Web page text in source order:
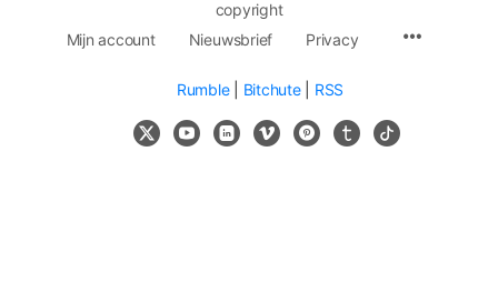
copyright
Mijn account
Nieuwsbrief Privacy
Rumble| Bitchute| RSS